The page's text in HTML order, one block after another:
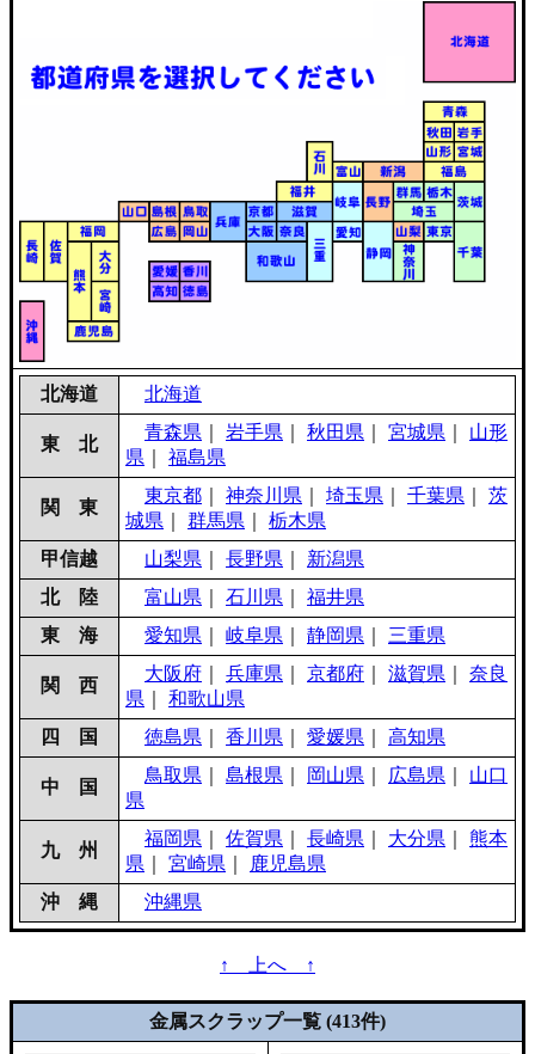
北海道 北海道
東 北
青森県 岩手県 秋田県 宮城県
山形
県
福島県
関 東
東京都 神奈川県 埼玉県 千葉県
茨
城県
群馬県
栃木県
甲信越
山梨県 長野県
新潟県
北 陸
富山県 石川県
福井県
東 海
愛知県 岐阜県 静岡県 三重県
関 西
大阪府 兵庫県 京都府 滋賀県
奈良
県
和歌山県
四 国
徳島県 香川県 愛媛県 高知県
中 国
鳥取県 島根県 岡山県 広島県
山口
県
九 州
福岡県 佐賀県 長崎県 大分県
熊本
県
宮崎県
鹿児島県
沖 縄
沖縄県
↑ 上へ ↑
金属スクラップ一覧 (413件)